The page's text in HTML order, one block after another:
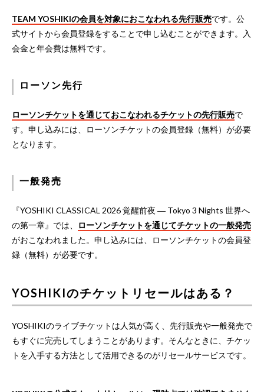
TEAM YOSHIKIの会員を対象におこなわれる先行販売です。公
式サイトから会員登録をすることで申し込むことができます。入
会金と年会費は無料です。
ローソン先行
ローソンチケットを通じておこなわれるチケットの先行販売で
す。申し込みには、ローソンチケットの会員登録（無料）が必要
となります。
一般発売
『YOSHIKI CLASSICAL 2026 覚醒前夜 ― Tokyo 3 Nights 世界へ
の第一章』では、
ローソンチケットを通じてチケットの一般発売
がおこなわれました。申し込みには、ローソンチケットの会員登
録（無料）が必要です。
YOSHIKIのチケットリセールはある？
YOSHIKIのライブチケットは人気が高く、先行販売や一般発売で
もすぐに完売してしまうことがあります。そんなときに、チケッ
トを入手する方法として活用できるのがリセールサービスです。